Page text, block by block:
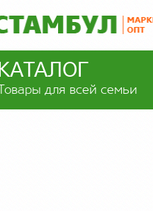
КАТАЛОГ
Товары для всей семьи